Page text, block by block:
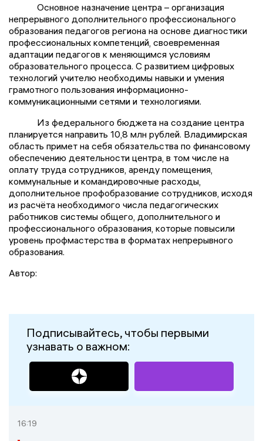
Основное назначение центра – организация
непрерывного дополнительного профессионального
образования педагогов региона на основе диагностики
профессиональных компетенций, своевременная
адаптации педагогов к меняющимся условиям
образовательного процесса. С развитием цифровых
технологий учителю необходимы навыки и умения
грамотного пользования информационно-
коммуникационными сетями и технологиями.
Из федерального бюджета на создание центра
планируется направить 10,8 млн рублей. Владимирская
область примет на себя обязательства по финансовому
обеспечению деятельности центра, в том числе на
оплату труда сотрудников, аренду помещения,
коммунальные и командировочные расходы,
дополнительное профобразование сотрудников, исходя
из расчёта необходимого числа педагогических
работников системы общего, дополнительного и
профессионального образования, которые повысили
уровень профмастерства в форматах непрерывного
образования.
Автор:
Подписывайтесь, чтобы первыми
узнавать о важном:
16:19